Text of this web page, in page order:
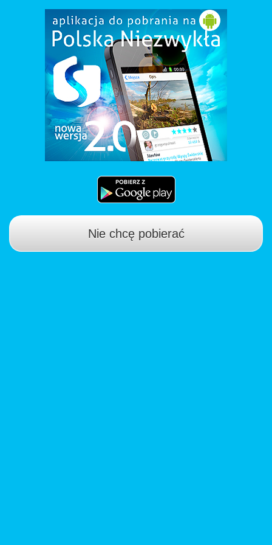
Nie chcę pobierać